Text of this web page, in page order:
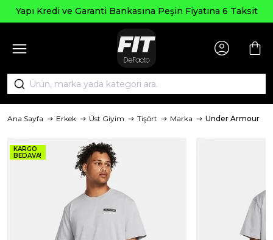
ve Garanti Bankasına Peşin Fiyatına 6 Taksit
Ana Sayfa Erkek Üst Giyim Tişört Marka Under Armour
KARGO
BEDAVA!